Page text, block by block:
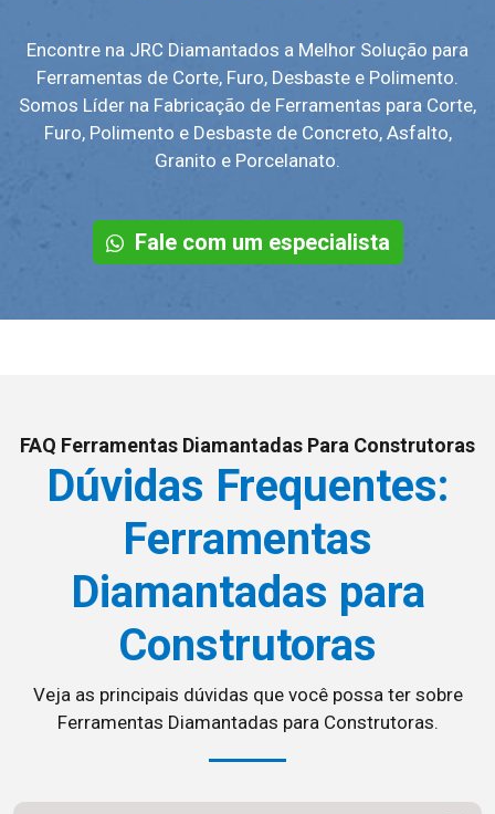
Encontre na JRC Diamantados a Melhor Solução para
Ferramentas de Corte, Furo, Desbaste e Polimento.
Somos Líder na Fabricação de Ferramentas para Corte,
Furo, Polimento e Desbaste de Concreto, Asfalto,
Granito e Porcelanato.
Fale com um especialista
FAQ Ferramentas Diamantadas Para Construtoras
Dúvidas Frequentes:
Ferramentas
Diamantadas para
Construtoras
Veja as principais dúvidas que você possa ter sobre
Ferramentas Diamantadas para Construtoras.